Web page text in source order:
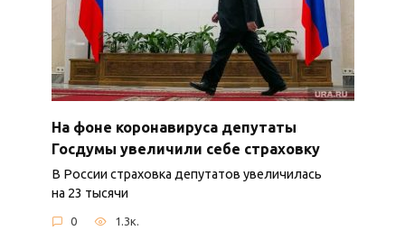
На фоне коронавируса депутаты
Госдумы увеличили себе страховку
В России страховка депутатов увеличилась
на 23 тысячи
0 1.3к.